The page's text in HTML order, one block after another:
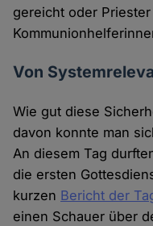
gereicht oder
Von
Wie gut diese
davon konnte man
An diesem Tag
die ersten
kurzen Bericht der
einen Schauer über